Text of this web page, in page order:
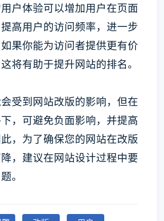
户体验可以增加用户在页面
高用户的访问频率，进一步
果你能为访问者提供更有价
将有助于提升网站的排名。
受到网站改版的影响，但在
，可避免负面影响，并提高
，为了确保您的网站在改版
，建议在网站设计过程中要
。